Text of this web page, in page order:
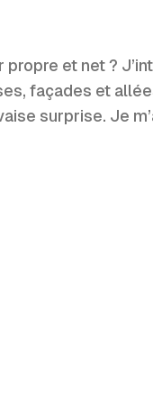
propre et net ?
façades et
surprise. Je